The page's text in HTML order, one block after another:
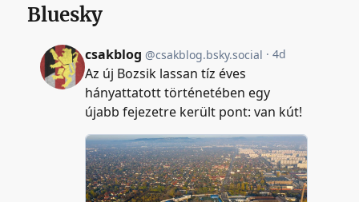
Bluesky